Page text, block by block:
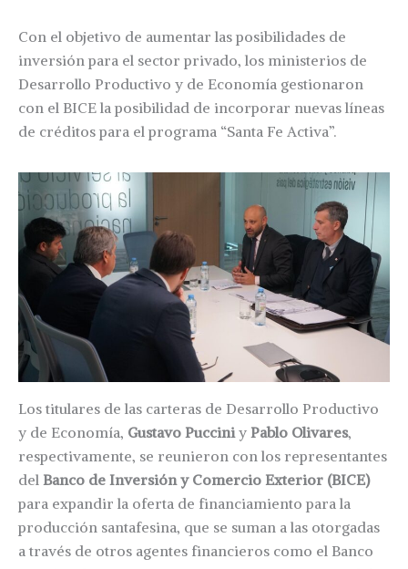
Con el objetivo de aumentar las posibilidades de
inversión para el sector privado, los ministerios de
Desarrollo Productivo y de Economía gestionaron
con el BICE la posibilidad de incorporar nuevas líneas
de créditos para el programa “Santa Fe Activa”.
Los titulares de las carteras de Desarrollo Productivo
y de Economía, Gustavo Puccini y Pablo Olivares,
respectivamente, se reunieron con los representantes
del Banco de Inversión y Comercio Exterior (BICE)
para expandir la oferta de financiamiento para la
producción santafesina, que se suman a las otorgadas
a través de otros agentes financieros como el Banco